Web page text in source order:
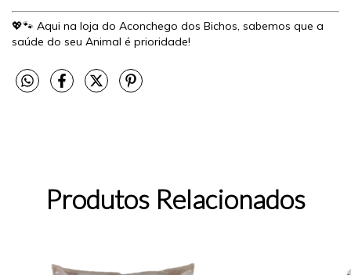
💖🐾 Aqui na loja do Aconchego dos Bichos, sabemos que a
saúde do seu Animal é prioridade!
Produtos Relacionados